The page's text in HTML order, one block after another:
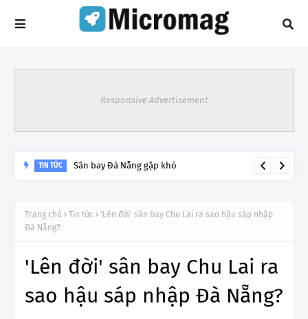
Responsive Advertisement
Trang chủ Tin tức
'Lên đời' sân bay Chu Lai ra sao hậu sáp nhập
Đà Nẵng?
'Lên đời' sân bay Chu Lai ra
sao hậu sáp nhập Đà Nẵng?